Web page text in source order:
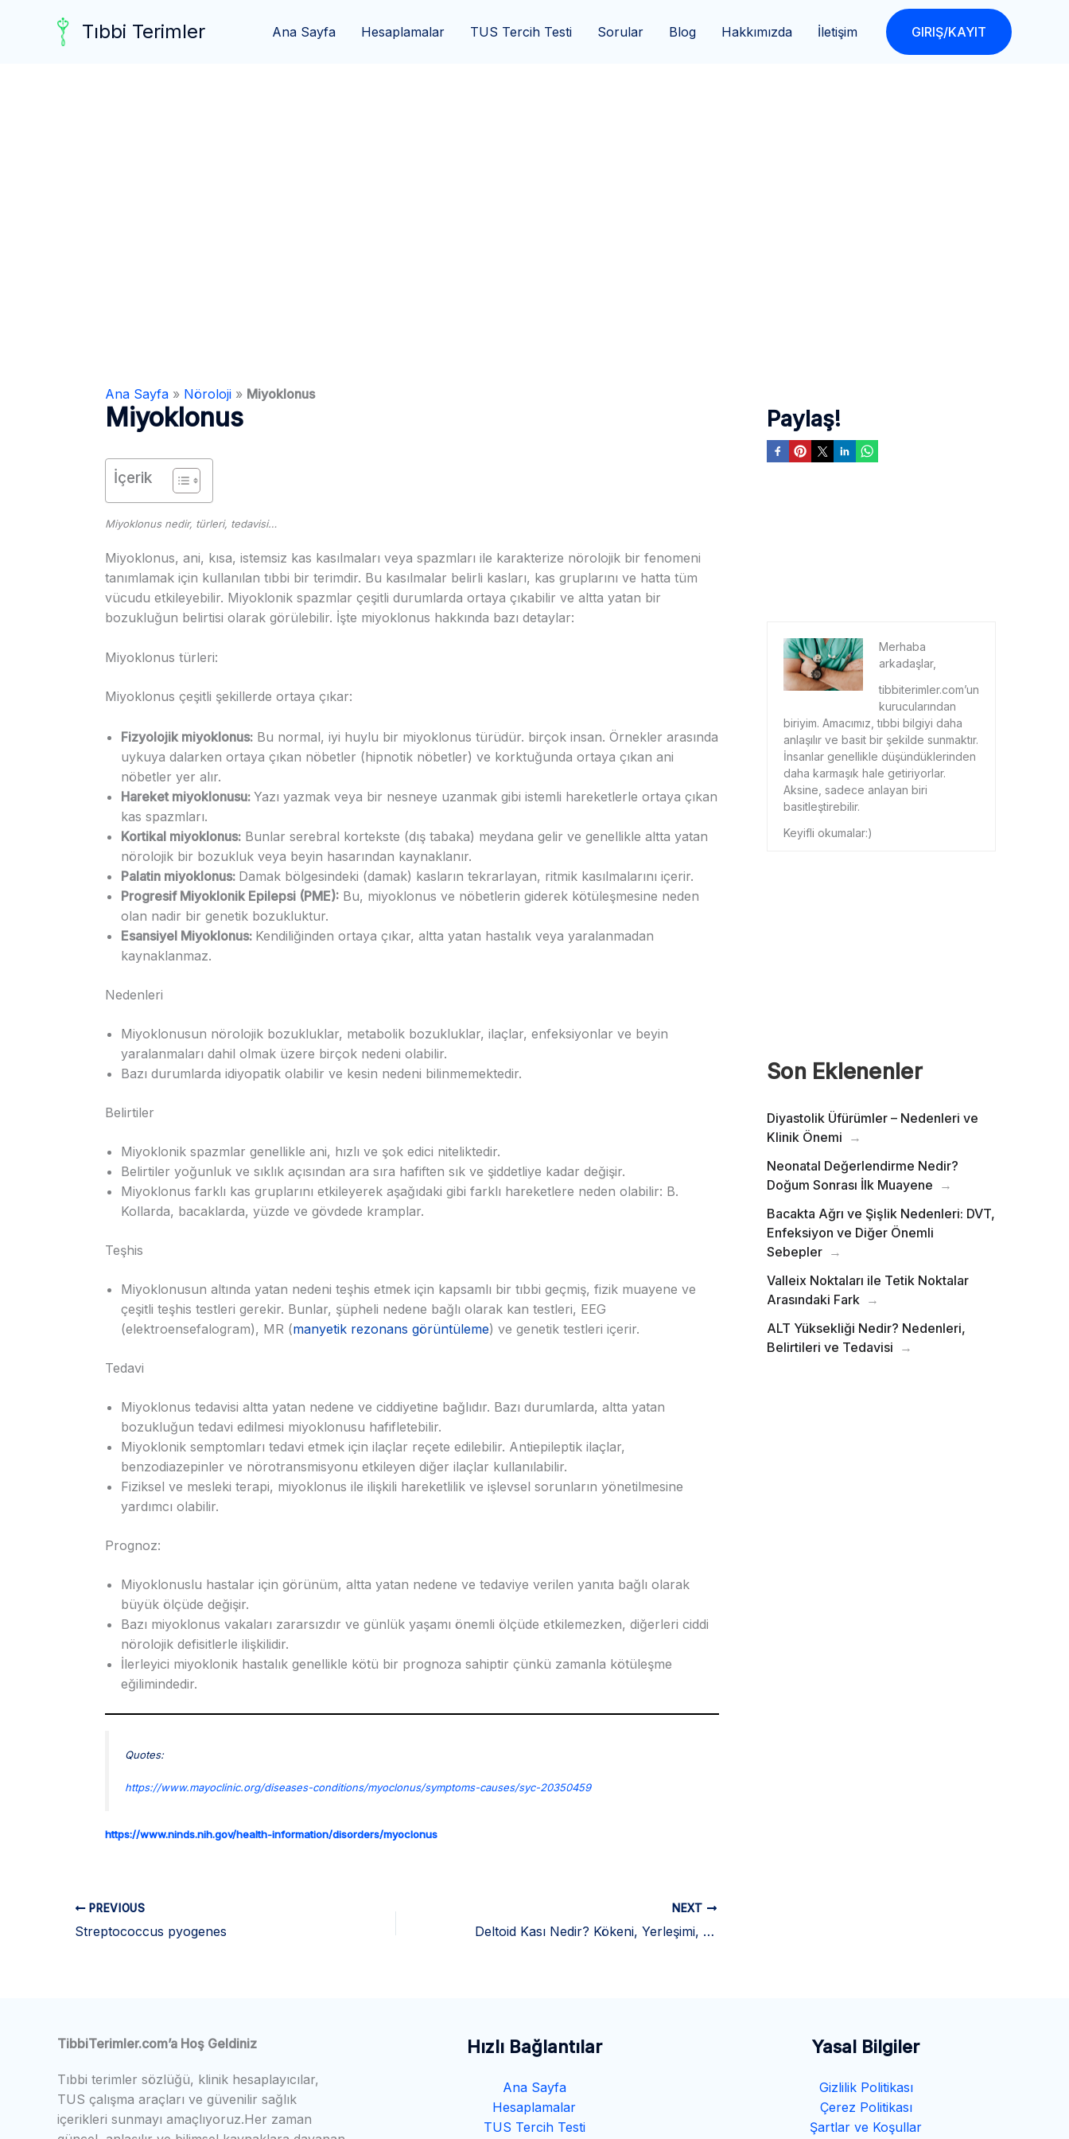
Tıbbi Terimler Ana Sayfa Hesaplamalar TUS Tercih Testi Sorular Blog Hakkımızda İletişim GIRIŞ/KAYIT
Ana Sayfa » Nöroloji » Miyoklonus
Miyoklonus
İçerik
Miyoklonus nedir, türleri, tedavisi…
Miyoklonus, ani, kısa, istemsiz kas kasılmaları veya spazmları ile karakterize nörolojik bir fenomeni
tanımlamak için kullanılan tıbbi bir terimdir. Bu kasılmalar belirli kasları, kas gruplarını ve hatta tüm
vücudu etkileyebilir. Miyoklonik spazmlar çeşitli durumlarda ortaya çıkabilir ve altta yatan bir
bozukluğun belirtisi olarak görülebilir. İşte miyoklonus hakkında bazı detaylar:
Miyoklonus türleri:
Miyoklonus çeşitli şekillerde ortaya çıkar:
Fizyolojik miyoklonus: Bu normal, iyi huylu bir miyoklonus türüdür. birçok insan. Örnekler arasında
uykuya dalarken ortaya çıkan nöbetler (hipnotik nöbetler) ve korktuğunda ortaya çıkan ani
nöbetler yer alır.
Hareket miyoklonusu: Yazı yazmak veya bir nesneye uzanmak gibi istemli hareketlerle ortaya çıkan
kas spazmları.
Kortikal miyoklonus: Bunlar serebral kortekste (dış tabaka) meydana gelir ve genellikle altta yatan
nörolojik bir bozukluk veya beyin hasarından kaynaklanır.
Palatin miyoklonus: Damak bölgesindeki (damak) kasların tekrarlayan, ritmik kasılmalarını içerir.
Progresif Miyoklonik Epilepsi (PME): Bu, miyoklonus ve nöbetlerin giderek kötüleşmesine neden
olan nadir bir genetik bozukluktur.
Esansiyel Miyoklonus: Kendiliğinden ortaya çıkar, altta yatan hastalık veya yaralanmadan
kaynaklanmaz.
Nedenleri
Miyoklonusun nörolojik bozukluklar, metabolik bozukluklar, ilaçlar, enfeksiyonlar ve beyin
yaralanmaları dahil olmak üzere birçok nedeni olabilir.
Bazı durumlarda idiyopatik olabilir ve kesin nedeni bilinmemektedir.
Belirtiler
Miyoklonik spazmlar genellikle ani, hızlı ve şok edici niteliktedir.
Belirtiler yoğunluk ve sıklık açısından ara sıra hafiften sık ve şiddetliye kadar değişir.
Miyoklonus farklı kas gruplarını etkileyerek aşağıdaki gibi farklı hareketlere neden olabilir: B.
Kollarda, bacaklarda, yüzde ve gövdede kramplar.
Teşhis
Miyoklonusun altında yatan nedeni teşhis etmek için kapsamlı bir tıbbi geçmiş, fizik muayene ve
çeşitli teşhis testleri gerekir. Bunlar, şüpheli nedene bağlı olarak kan testleri, EEG
(elektroensefalogram), MR (manyetik rezonans görüntüleme) ve genetik testleri içerir.
Tedavi
Miyoklonus tedavisi altta yatan nedene ve ciddiyetine bağlıdır. Bazı durumlarda, altta yatan
bozukluğun tedavi edilmesi miyoklonusu hafifletebilir.
Miyoklonik semptomları tedavi etmek için ilaçlar reçete edilebilir. Antiepileptik ilaçlar,
benzodiazepinler ve nörotransmisyonu etkileyen diğer ilaçlar kullanılabilir.
Fiziksel ve mesleki terapi, miyoklonus ile ilişkili hareketlilik ve işlevsel sorunların yönetilmesine
yardımcı olabilir.
Prognoz:
Miyoklonuslu hastalar için görünüm, altta yatan nedene ve tedaviye verilen yanıta bağlı olarak
büyük ölçüde değişir.
Bazı miyoklonus vakaları zararsızdır ve günlük yaşamı önemli ölçüde etkilemezken, diğerleri ciddi
nörolojik defisitlerle ilişkilidir.
İlerleyici miyoklonik hastalık genellikle kötü bir prognoza sahiptir çünkü zamanla kötüleşme
eğilimindedir.
Quotes:
https://www.mayoclinic.org/diseases-conditions/myoclonus/symptoms-causes/syc-20350459
https://www.ninds.nih.gov/health-information/disorders/myoclonus
PREVIOUS
Streptococcus pyogenes
NEXT
Deltoid Kası Nedir? Kökeni, Yerleşimi, İnnervasyonu ve Görevleri
Paylaş!
Merhaba
arkadaşlar,
tibbiterimler.com’un
kurucularından
biriyim. Amacımız, tıbbi bilgiyi daha
anlaşılır ve basit bir şekilde sunmaktır.
İnsanlar genellikle düşündüklerinden
daha karmaşık hale getiriyorlar.
Aksine, sadece anlayan biri
basitleştirebilir.
Keyifli okumalar:)
Son Eklenenler
Diyastolik Üfürümler – Nedenleri ve
Klinik Önemi
Neonatal Değerlendirme Nedir?
Doğum Sonrası İlk Muayene
Bacakta Ağrı ve Şişlik Nedenleri: DVT,
Enfeksiyon ve Diğer Önemli
Sebepler
Valleix Noktaları ile Tetik Noktalar
Arasındaki Fark
ALT Yüksekliği Nedir? Nedenleri,
Belirtileri ve Tedavisi
TibbiTerimler.com’a Hoş Geldiniz
Tıbbi terimler sözlüğü, klinik hesaplayıcılar,
TUS çalışma araçları ve güvenilir sağlık
içerikleri sunmayı amaçlıyoruz.Her zaman
Hızlı Bağlantılar
Ana Sayfa
Hesaplamalar
TUS Tercih Testi
Yasal Bilgiler
Gizlilik Politikası
Çerez Politikası
Şartlar ve Koşullar